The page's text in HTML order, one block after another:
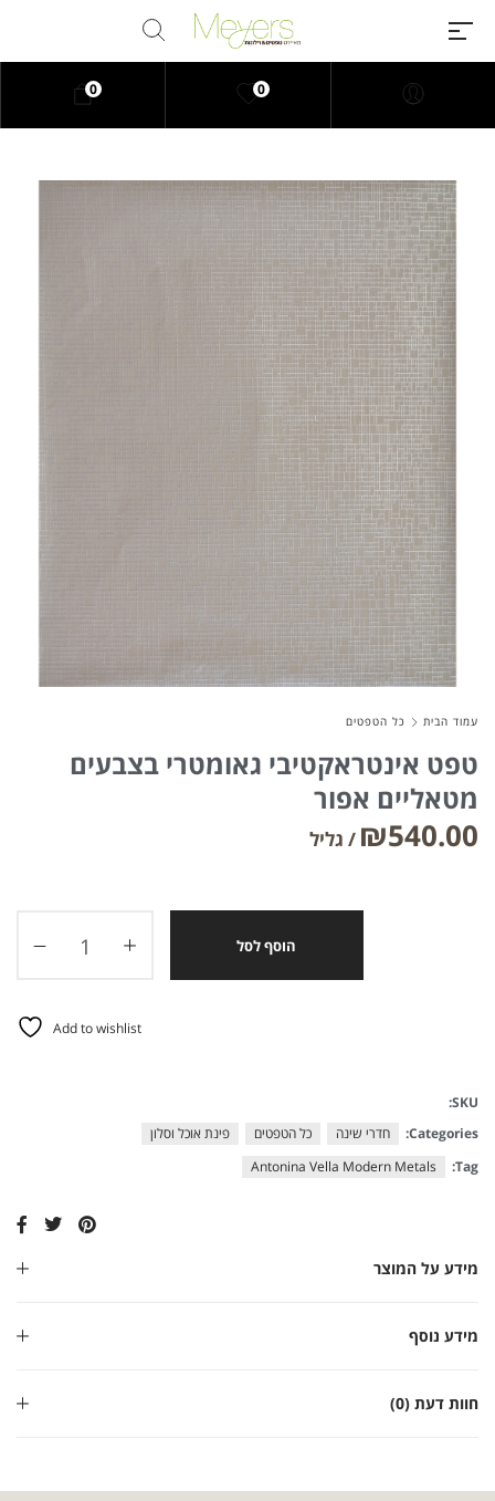
Millions of people around the
world visit Envato to buy and sell
creative assets, use smart design
templates, learn creative skills or
even hire freelancers. With an
industry-leading marketplace
paired with an unlimited
subscription service, Envato
helps creatives like you get
projects done faster.
About Envato
Careers
Privacy Policy
Community
Blog
Forums
0
0
עמוד הבית כל הטפטים
טפט אינטראקטיבי גאומטרי בצבעים
מטאליים אפור
₪540.00
הוסף לסל
Add to wishlist
מידע על המוצר
מידע נוסף
חוות דעת (0)
SKU:
Categories:
חדרי שינה כל הטפטים
פינת אוכל וסלון
Tag:
Antonina Vella Modern Metals